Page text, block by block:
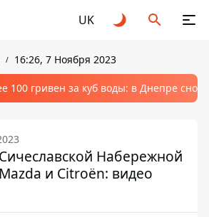
UK
16:26, 7 Ноября 2023
100 гривен за куб воды: в Днепре
Набережной
и Citroën: видео